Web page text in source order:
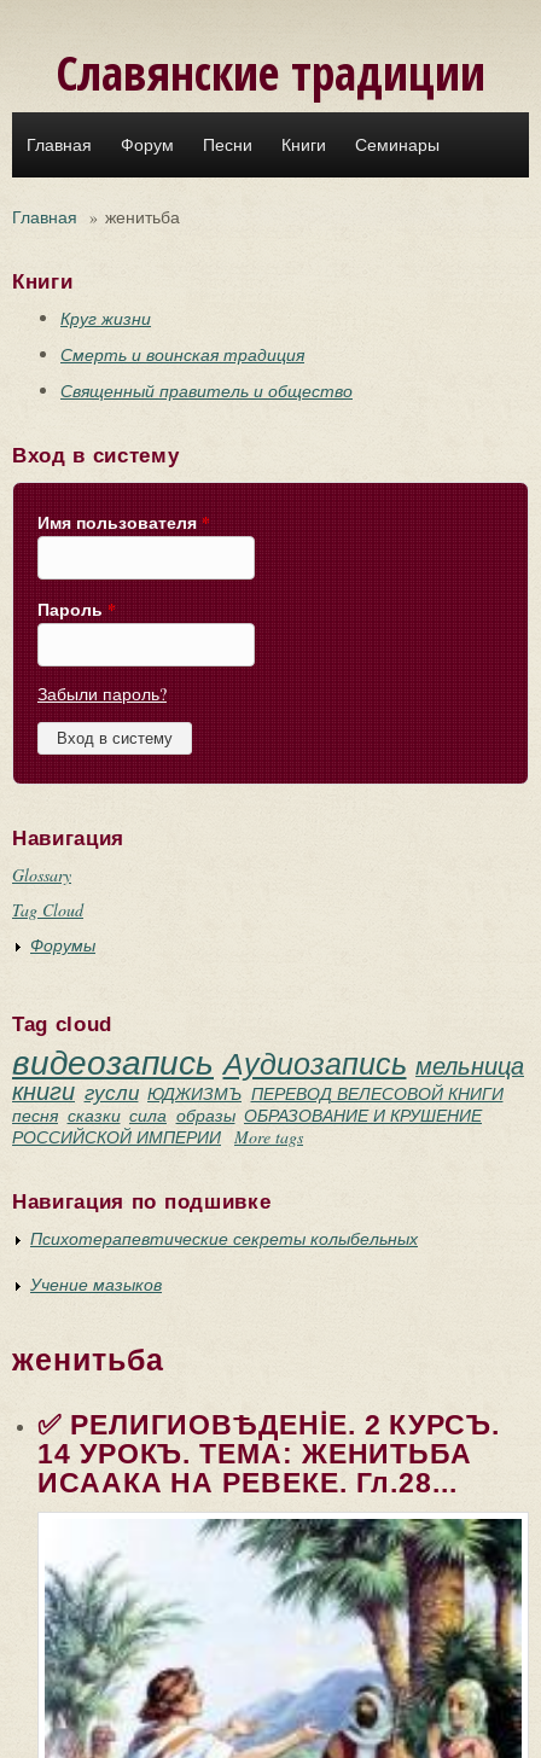
Славянские традиции
Главная Форум Песни Книги Семинары
Главная » женитьба
Книги
Круг жизни
Смерть и воинская традиция
Священный правитель и общество
Вход в систему
Имя пользователя *
Пароль *
Забыли пароль?
Навигация
Glossary
Tag Cloud
Форумы
Tag cloud
видеозапись Аудиозапись мельница
книги гусли ЮДЖИЗМЪ ПЕРЕВОД ВЕЛЕСОВОЙ КНИГИ
песня сказки сила образы ОБРАЗОВАНИЕ И КРУШЕНИЕ
РОССИЙСКОЙ ИМПЕРИИ More tags
Навигация по подшивке
Психотерапевтические секреты колыбельных
Учение мазыков
женитьба
✅ РЕЛИГИОВѢДЕНİЕ. 2 КУРСЪ.
14 УРОКЪ. ТЕМА: ЖЕНИТЬБА
ИСААКА НА РЕВЕКЕ. Гл.28...